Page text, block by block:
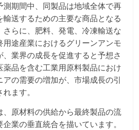
測期間中、同製品は地域全体で再
送するための主要な商品となる
らに、肥料、発電、冷凍輸送な
用途産業におけるグリーンアンモ
業界の成長を促進すると予想さ
品を含む工業用原料製品におけ
アの需要の増加が、市場成長の引
ます。
、原材料の供給から最終製品の流
業の垂直統合を描いています。